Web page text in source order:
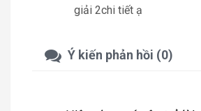
giải 2chi tiết ạ
Ý kiến phản hồi (0)